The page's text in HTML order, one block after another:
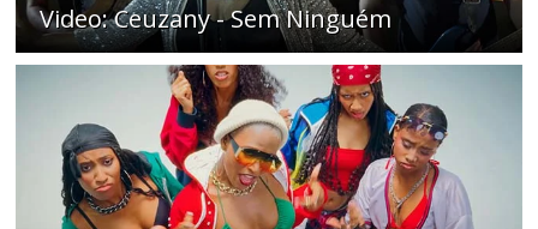
Video: Ceuzany - Sem Ninguém